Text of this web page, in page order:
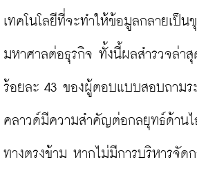
เทคโนโลยีที่จะทำให้ข้อมูลกลายเป็
มหาศาลต่อธุรกิจ ทั้งนี้ผลสำรวจล่า
ร้อยละ 43 ของผู้ตอบแบบสอบถามร
คลาวด์มีความสำคัญต่อกลยุทธ์ด้าน
ทางตรงข้าม หากไม่มีการบริหารจั